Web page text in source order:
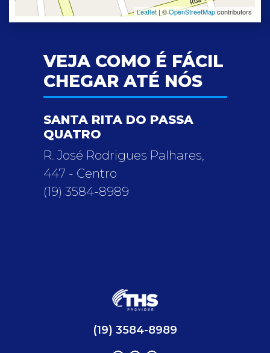
Leaflet | ©OpenStreetMapcontributors
VEJA COMO É FÁCIL
CHEGAR ATÉ NÓS
SANTA RITA DO PASSA
QUATRO
R. José Rodrigues Palhares,
447 - Centro
(19) 3584-8989
(19) 3584-8989